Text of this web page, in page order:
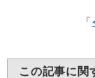
「
この記事に関